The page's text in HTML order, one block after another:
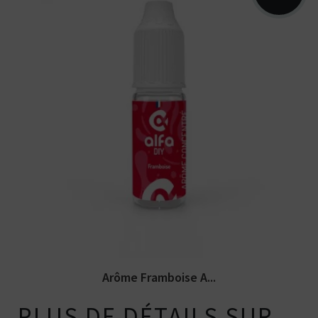
Arômes : framboise. Arôme concentré
Alfa DIY par Alfaliquid. Disponible...
Arôme Framboise A...